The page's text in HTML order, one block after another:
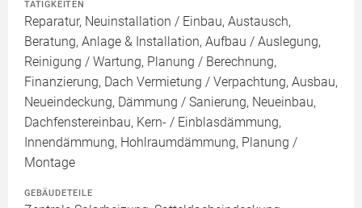
TÄTIGKEITEN
Reparatur, Neuinstallation / Einbau, Austausch,
Beratung, Anlage & Installation, Aufbau / Auslegung,
Reinigung / Wartung, Planung / Berechnung,
Finanzierung, Dach Vermietung / Verpachtung, Ausbau,
Neueindeckung, Dämmung / Sanierung, Neueinbau,
Dachfenstereinbau, Kern- / Einblasdämmung,
Innendämmung, Hohlraumdämmung, Planung /
Montage
GEBÄUDETEILE